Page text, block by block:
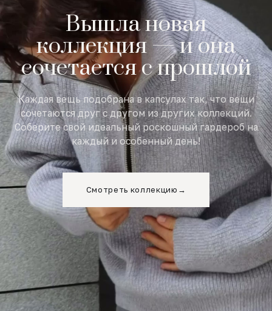
Вышла новая
коллекция — и она
сочетается с прошлой
Каждая вещь подобрана в капсулах так, что вещи
сочетаются друг с другом из других коллекций.
Соберите свой идеальный роскошный гардероб на
каждый и особенный день!
Смотреть коллекцию →